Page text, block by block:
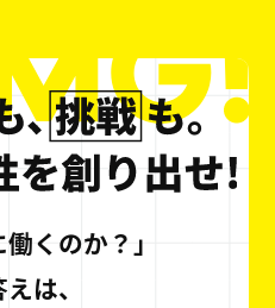
くのか？」
は、